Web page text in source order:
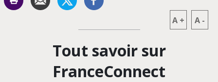
A + A -
Tout savoir sur
FranceConnect